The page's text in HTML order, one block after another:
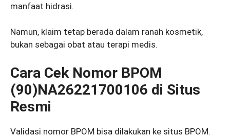
manfaat hidrasi.
Namun, klaim tetap berada dalam ranah kosmetik,
bukan sebagai obat atau terapi medis.
Cara Cek Nomor BPOM
(90)NA26221700106 di Situs
Resmi
Validasi nomor BPOM bisa dilakukan ke situs BPOM.